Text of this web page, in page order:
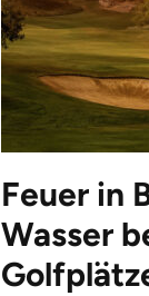
Feuer in
Wasser